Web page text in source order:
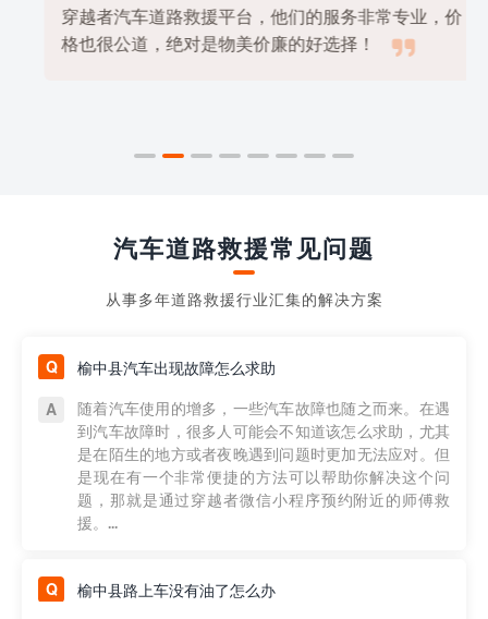
穿越者汽车道路救援平台，他们的服务非常专业，价
格也很公道，绝对是物美价廉的好选择！

汽车道路救援常见问题
从事多年道路救援行业汇集的解决方案
榆中县汽车出现故障怎么求助
随着汽车使用的增多，一些汽车故障也随之而来。在遇
到汽车故障时，很多人可能会不知道该怎么求助，尤其
是在陌生的地方或者夜晚遇到问题时更加无法应对。但
是现在有一个非常便捷的方法可以帮助你解决这个问
题，那就是通过穿越者微信小程序预约附近的师傅救
援。...
榆中县路上车没有油了怎么办